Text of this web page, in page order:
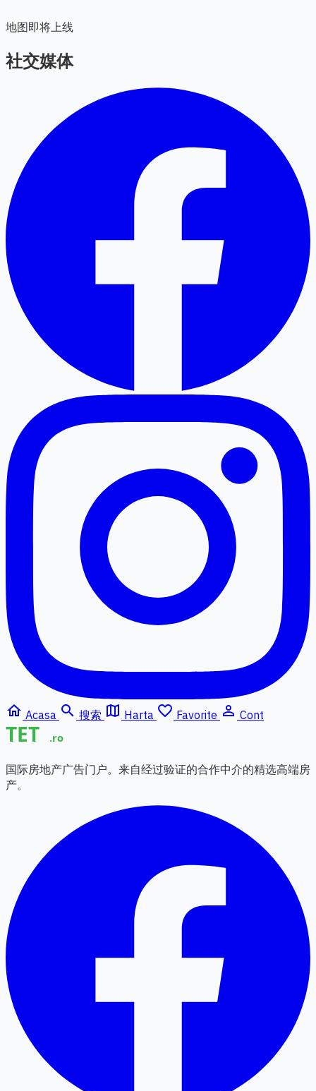
地图即将上线
社交媒体
home Acasa search 搜索 map Harta favorite_border Favorite person_outline Cont
国际房地产广告门户。来自经过验证的合作中介的精选高端房
产。